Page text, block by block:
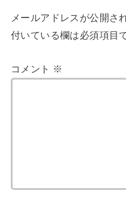
メールアドレスが公開さ
付いている欄は必須項目
コメント ※